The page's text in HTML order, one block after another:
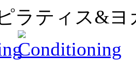
ラティス&ヨ